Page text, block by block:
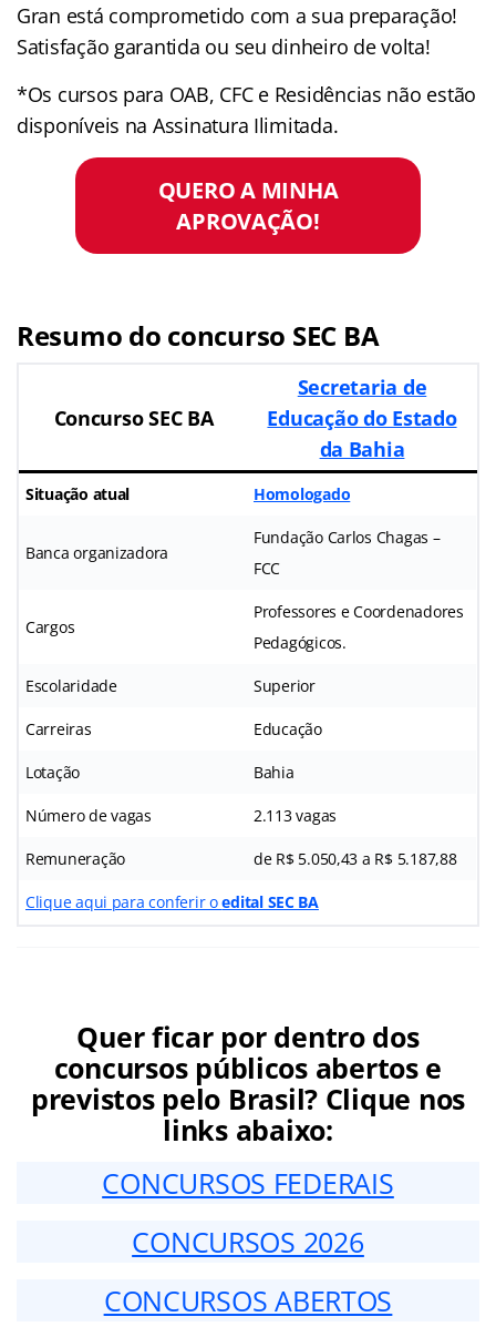
Gran está comprometido com a sua preparação!
Satisfação garantida ou seu dinheiro de volta!
*Os cursos para OAB, CFC e Residências não estão
disponíveis na Assinatura Ilimitada.
QUERO A MINHA
APROVAÇÃO!
Resumo do concurso SEC BA
Concurso SEC BA
Secretaria de
Educação do Estado
da Bahia
Situação atual Homologado
Banca organizadora
Fundação Carlos Chagas –
FCC
Cargos
Professores e Coordenadores
Pedagógicos.
Escolaridade Superior
Carreiras Educação
Lotação Bahia
Número de vagas 2.113 vagas
Remuneração de R$ 5.050,43 a R$ 5.187,88
Clique aqui para conferir oedital SEC BA
Quer ficar por dentro dos
concursos públicos abertos e
previstos pelo Brasil? Clique nos
links abaixo:
CONCURSOS FEDERAIS
CONCURSOS 2026
CONCURSOS ABERTOS